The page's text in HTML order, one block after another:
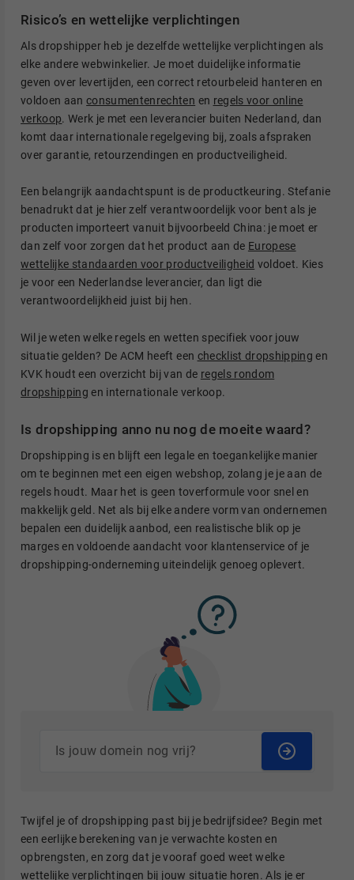
Risico’s en wettelijke verplichtingen
Als dropshipper heb je dezelfde wettelijke verplichtingen als
elke andere webwinkelier. Je moet duidelijke informatie
geven over levertijden, een correct retourbeleid hanteren en
voldoen aanconsumentenrechten en regels voor online
verkoop. Werk je met een leverancier buiten Nederland, dan
komt daar internationale regelgeving bij, zoals afspraken
over garantie, retourzendingen en productveiligheid.
Een belangrijk aandachtspunt is de productkeuring. Stefanie
benadrukt dat je hier zelf verantwoordelijk voor bent als je
producten importeert vanuit bijvoorbeeld China: je moet er
dan zelf voor zorgen dat het product aan de Europese
wettelijke standaarden voor productveiligheid voldoet. Kies
je voor een Nederlandse leverancier, dan ligt die
verantwoordelijkheid juist bij hen.
Wil je weten welke regels en wetten specifiek voor jouw
situatie gelden? De ACM heeft een checklist dropshipping en
KVK houdt een overzicht bij van de regels rondom
dropshipping en internationale verkoop.
Is dropshipping anno nu nog de moeite waard?
Dropshipping is en blijft een legale en toegankelijke manier
om te beginnen met een eigen webshop, zolang je je aan de
regels houdt. Maar het is geen toverformule voor snel en
makkelijk geld. Net als bij elke andere vorm van ondernemen
bepalen een duidelijk aanbod, een realistische blik op je
marges en voldoende aandacht voor klantenservice of je
dropshipping-onderneming uiteindelijk genoeg oplevert.
Twijfel je of dropshipping past bij je bedrijfsidee? Begin met
een eerlijke berekening van je verwachte kosten en
opbrengsten, en zorg dat je vooraf goed weet welke
wettelijke verplichtingen bij jouw situatie horen. Als je er